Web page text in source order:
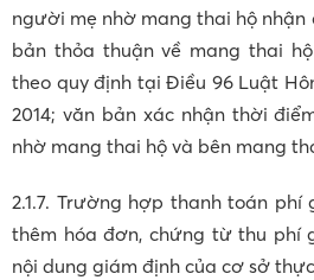
người mẹ nhờ mang thai hộ nhận
bản thỏa thuận về mang thai
theo quy định tại Điều 96 Luật
2014; văn bản xác nhận thời
nhờ mang thai hộ và bên mang
2.1.7. Trường hợp thanh toán
thêm hóa đơn, chứng từ thu phí
nội dung giám định của cơ sở